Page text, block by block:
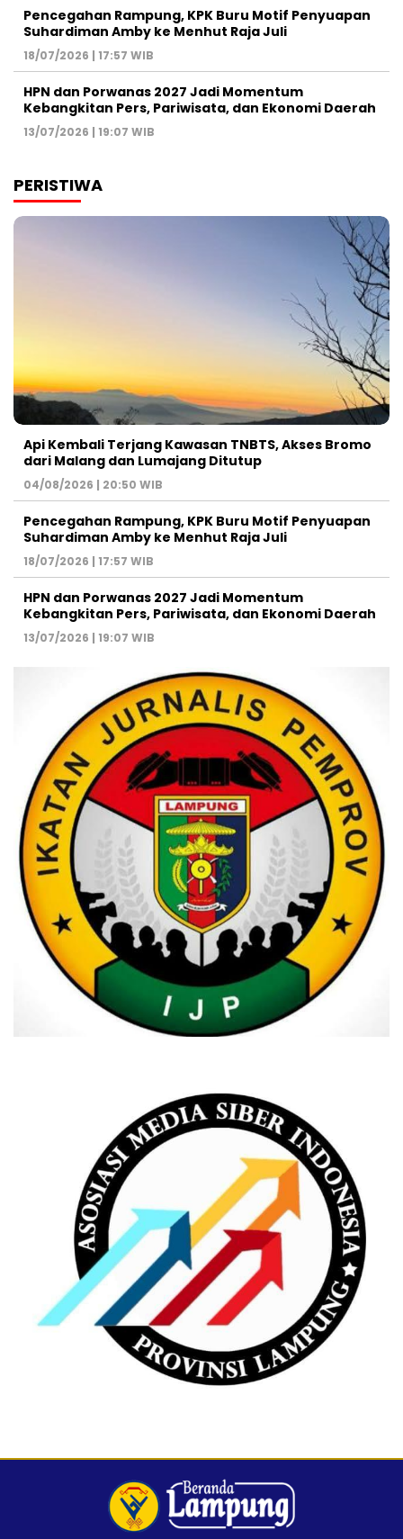
Pencegahan Rampung, KPK Buru Motif Penyuapan
Suhardiman Amby ke Menhut Raja Juli
18/07/2026 | 17:57 WIB
HPN dan Porwanas 2027 Jadi Momentum
Kebangkitan Pers, Pariwisata, dan Ekonomi Daerah
13/07/2026 | 19:07 WIB
PERISTIWA
Api Kembali Terjang Kawasan TNBTS, Akses Bromo
dari Malang dan Lumajang Ditutup
04/08/2026 | 20:50 WIB
Pencegahan Rampung, KPK Buru Motif Penyuapan
Suhardiman Amby ke Menhut Raja Juli
18/07/2026 | 17:57 WIB
HPN dan Porwanas 2027 Jadi Momentum
Kebangkitan Pers, Pariwisata, dan Ekonomi Daerah
13/07/2026 | 19:07 WIB